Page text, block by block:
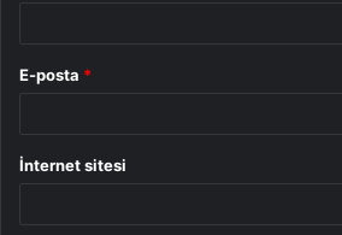
E-posta *
İnternet sitesi